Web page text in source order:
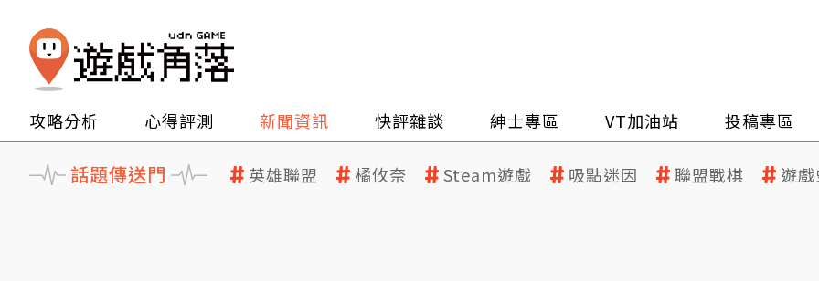
攻略分析 心得評測 新聞資訊 快評雜談 紳士專區 VT加油站 投稿專區
話題傳送門 英雄聯盟 橘攸奈 Steam遊戲 吸點迷因 聯盟戰棋 遊